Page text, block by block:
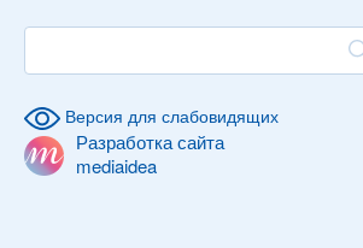
Версия для слабовидящих
Разработка сайта
mediaidea